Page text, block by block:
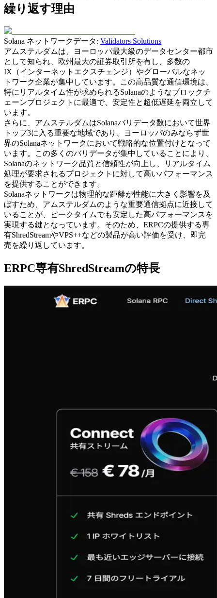
繰り返す理由
Solana ネットワークデータ: Validators Solutions
アムステルダムは、ヨーロッパ最大級のデータセンター都市
として知られ、欧州最大の証券取引所を有し、多数の
IX（インターネットエクスチェンジ）やグローバルなネッ
トワーク企業が集中しています。この高品質な通信環境は、
特にリアルタイム性が求められるSolanaのようなブロックチ
ェーンプロジェクトに最適で、安定性と超低遅延を両立して
います。
さらに、アムステルダムはSolanaバリデータ数において世界
トップ3に入る重要な地域であり、ヨーロッパのみならず世
界のSolanaネットワークにおいて戦略的な位置付けとなって
います。この多くのバリデータが集中していることにより、
Solanaのネットワーク品質と信頼性が向上し、リアルタイム
処理が要求されるプロジェクトに対して高いパフォーマンス
を提供することができます。
Solanaネットワークは物理的な距離が性能に大きく影響を及
ぼすため、アムステルダムのような重要通信拠点に近接して
いることが、ピークタイムでも安定した高パフォーマンスを
実現する鍵となっています。そのため、ERPCの提供する専
有ShredStreamやVPS++などの製品が高い評価を受け、即完
売を繰り返しています。
ERPC専有ShredStreamの特長